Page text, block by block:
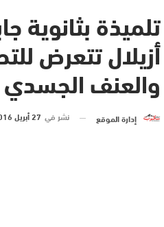
تلميذة بثانوية
أزيلال تتعرض
والعنف الجسدي
إدارة الموقع نشر في 27 أبريل 2016 الساعة 3 و 17 دقيقة